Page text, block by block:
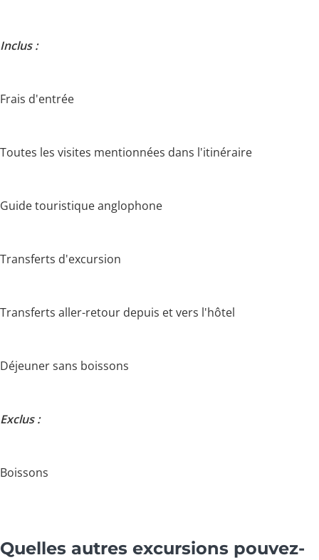
Inclus :
Frais d'entrée
Toutes les visites mentionnées dans l'itinéraire
Guide touristique anglophone
Transferts d'excursion
Transferts aller-retour depuis et vers l'hôtel
Déjeuner sans boissons
Exclus :
Boissons
Quelles autres excursions pouvez-